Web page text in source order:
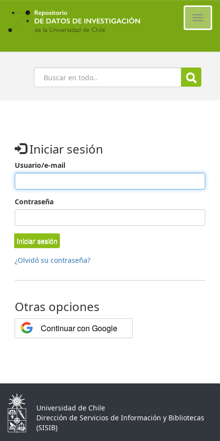
Ir
contenido
principal
Buscar
Iniciar sesión
Usuario/e-mail
Contraseña
Iniciar sesión
¿Olvidó su contraseña?
Otras opciones
Continuar con Google
Universidad de Chile
Dirección de Servicios de Información y Bibliotecas
(SISIB)